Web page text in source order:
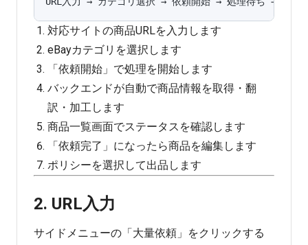
対応サイトの商品URLを入力します
eBayカテゴリを選択します
「依頼開始」で処理を開始します
バックエンドが自動で商品情報を取得・翻
訳・加工します
商品一覧画面でステータスを確認します
「依頼完了」になったら商品を編集します
ポリシーを選択して出品します
2. URL入力
サイドメニューの「大量依頼」をクリックする